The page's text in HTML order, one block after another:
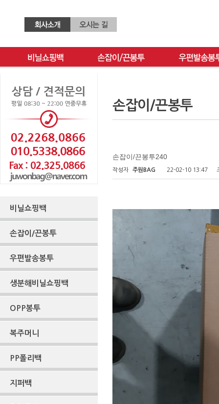
비닐쇼핑백
손잡이/끈봉투
우편발송봉투
생분해비닐쇼핑백
OPP봉투
복주머니
PP폴리백
지퍼백
손잡이/끈봉투
손잡이/끈봉투240
작성자 주원BAG 22-02-10 13:47